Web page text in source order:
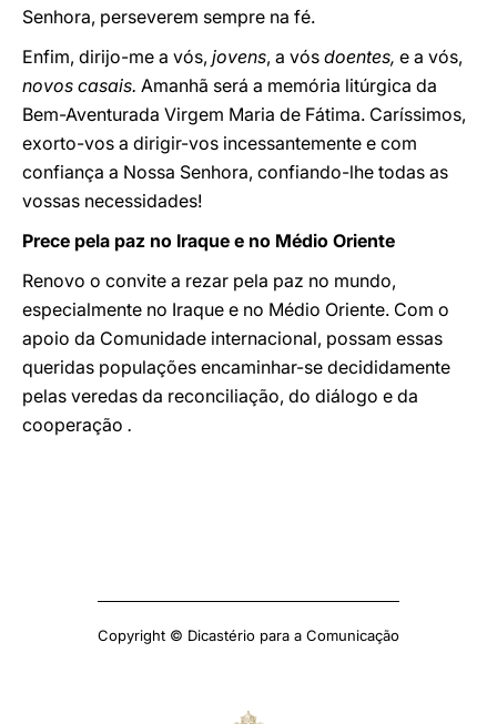
Senhora, perseverem sempre na fé.
Enfim, dirijo-me a vós, jovens, a vós doentes, e a vós,
novos casais. Amanhã será a memória litúrgica da
Bem-Aventurada Virgem Maria de Fátima. Caríssimos,
exorto-vos a dirigir-vos incessantemente e com
confiança a Nossa Senhora, confiando-lhe todas as
vossas necessidades!
Prece pela paz no Iraque e no Médio Oriente
Renovo o convite a rezar pela paz no mundo,
especialmente no Iraque e no Médio Oriente. Com o
apoio da Comunidade internacional, possam essas
queridas populações encaminhar-se decididamente
pelas veredas da reconciliação, do diálogo e da
cooperação .
Copyright © Dicastério para a Comunicação